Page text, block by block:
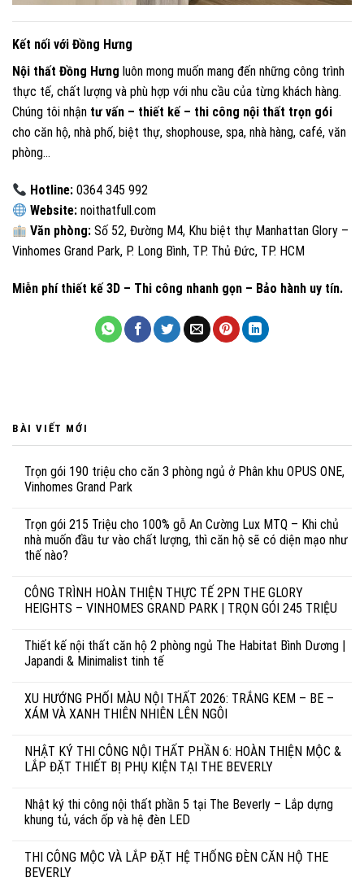
Kết nối với Đồng Hưng
Nội thất Đồng Hưng luôn mong muốn mang đến những công trình
thực tế, chất lượng và phù hợp với nhu cầu của từng khách hàng.
Chúng tôi nhận tư vấn – thiết kế – thi công nội thất trọn gói
cho căn hộ, nhà phố, biệt thự, shophouse, spa, nhà hàng, café, văn
phòng…
Hotline: 0364 345 992
Website: noithatfull.com
Văn phòng: Số 52, Đường M4, Khu biệt thự Manhattan Glory –
Vinhomes Grand Park, P. Long Bình, TP. Thủ Đức, TP. HCM
Miễn phí thiết kế 3D – Thi công nhanh gọn – Bảo hành uy tín.
BÀI VIẾT MỚI
Trọn gói 190 triệu cho căn 3 phòng ngủ ở Phân khu OPUS ONE,
Vinhomes Grand Park
Trọn gói 215 Triệu cho 100% gỗ An Cường Lux MTQ – Khi chủ
nhà muốn đầu tư vào chất lượng, thì căn hộ sẽ có diện mạo như
thế nào?
CÔNG TRÌNH HOÀN THIỆN THỰC TẾ 2PN THE GLORY
HEIGHTS – VINHOMES GRAND PARK | TRỌN GÓI 245 TRIỆU
Thiết kế nội thất căn hộ 2 phòng ngủ The Habitat Bình Dương |
Japandi & Minimalist tinh tế
XU HƯỚNG PHỐI MÀU NỘI THẤT 2026: TRẮNG KEM – BE –
XÁM VÀ XANH THIÊN NHIÊN LÊN NGÔI
NHẬT KÝ THI CÔNG NỘI THẤT PHẦN 6: HOÀN THIỆN MỘC &
LẮP ĐẶT THIẾT BỊ PHỤ KIỆN TẠI THE BEVERLY
Nhật ký thi công nội thất phần 5 tại The Beverly – Lắp dựng
khung tủ, vách ốp và hệ đèn LED
THI CÔNG MỘC VÀ LẮP ĐẶT HỆ THỐNG ĐÈN CĂN HỘ THE
BEVERLY